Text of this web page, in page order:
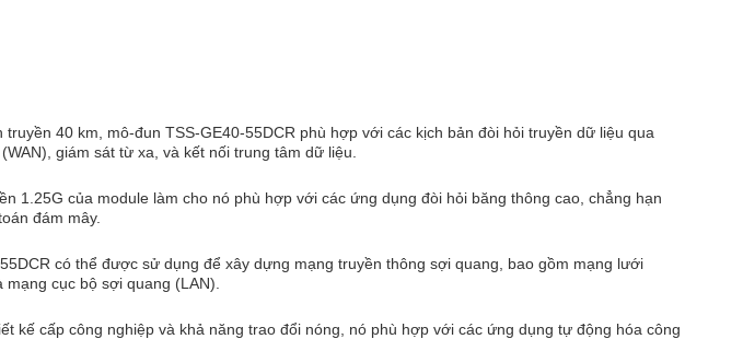
40 km, mô-đun TSS-GE40-55DCR phù hợp với các kịch bản đòi hỏi truyền dữ liệu qua
giám sát từ xa, và kết nối trung tâm dữ liệu.
1.25G của module làm cho nó phù hợp với các ứng dụng đòi hỏi băng thông cao, chẳng hạn
đám mây.
có thể được sử dụng để xây dựng mạng truyền thông sợi quang, bao gồm mạng lưới
cục bộ sợi quang (LAN).
kế cấp công nghiệp và khả năng trao đổi nóng, nó phù hợp với các ứng dụng tự động hóa công